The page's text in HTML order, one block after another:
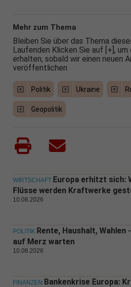
Mehr zum Thema
Bleiben Sie über das Thema
Laufenden Klicken Sie auf [+], um
erhalten, sobald wir einen neuen
veröffentlichen
Politik Ukraine
Geopolitik
WIRTSCHAFT Europa erhitzt sich:
Flüsse werden Kraftwerke
10.08.2026
POLITIK Rente, Haushalt, Wahlen
auf Merz warten
10.08.2026
FINANZEN Bankenkrise Europa: